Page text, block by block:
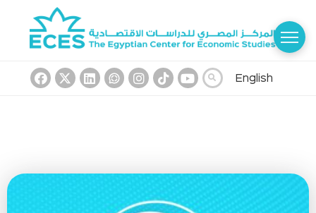
English